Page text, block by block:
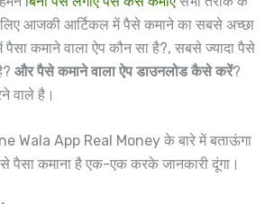
आजकी आर्टिकल में पैसे कमाने का सबसे अच्छा
पैसा कमाने वाला ऐप कौन सा है?, सबसे ज्यादा पैसे
और पैसे कमाने वाला ऐप डाउनलोड कैसे करें?
वाले है।
Wala App Real Money के बारे में बताऊंगा
पैसा कमाना है एक-एक करके जानकारी दूंगा।